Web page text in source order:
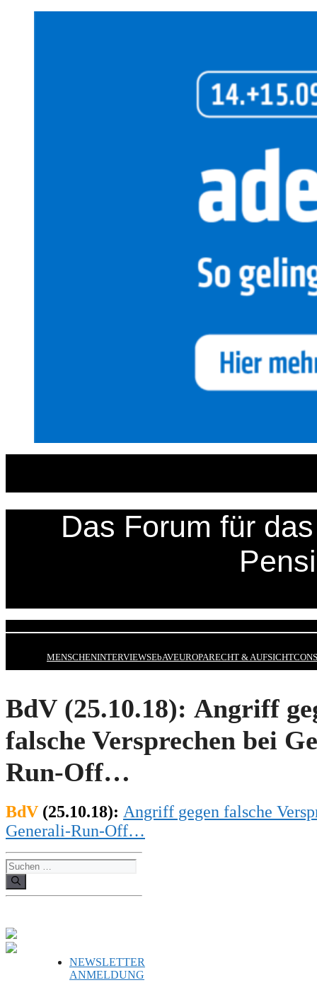
Das Forum für
MENSCHENINTERVIEWSEbAVEUROPARECHT & AUFSICHT
BdV (25.10.18): Angriff
falsche Versprechen bei
Run-Off…
BdV (25.10.18): Angriff gegen falsche
Generali-Run-Off…
Suchen
nach:
NEWSLETTER
ANMELDUNG